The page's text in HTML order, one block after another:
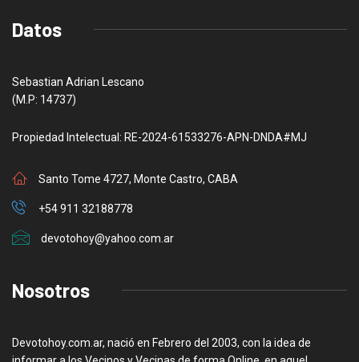
Datos
Sebastian Adrian Lescano
(M.P: 14737)
Propiedad Intelectual: RE-2024-61533276-APN-DNDA#MJ
Santo Tome 4727, Monte Castro, CABA
+54 911 32188778
devotohoy@yahoo.com.ar
Nosotros
Devotohoy.com.ar, nació en Febrero del 2003, con la idea de